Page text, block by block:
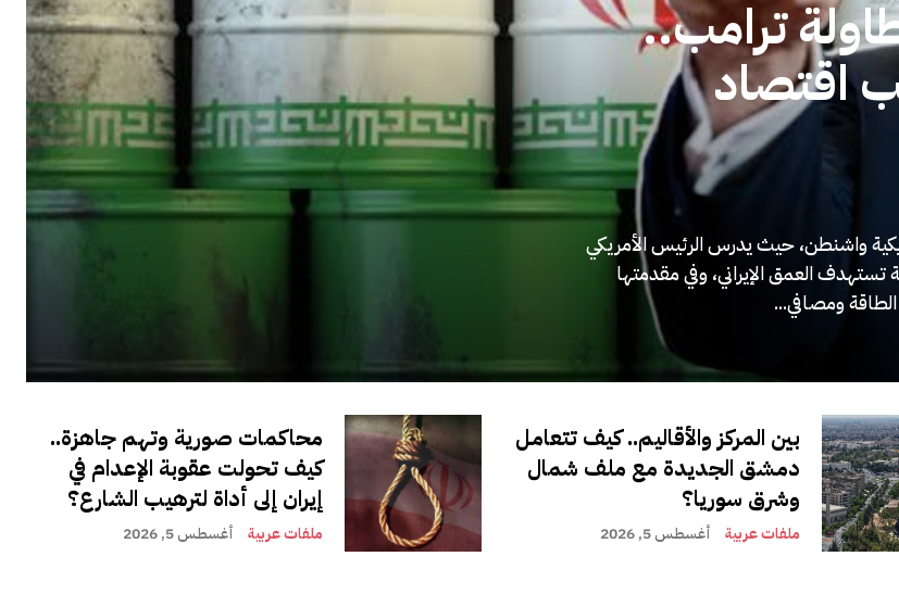
ترامب..
واشنطن، حيث يدرس الرئيس الأمريكي
العمق الإيراني، وفي مقدمتها
ومصافي...
بين المركز والأقاليم.. كيف تتعامل
دمشق الجديدة مع ملف شمال
وشرق سوريا؟
ملفات عربية أغسطس 5, 2026
محاكمات صورية وتهم جاهزة..
كيف تحولت عقوبة الإعدام في
إيران إلى أداة لترهيب الشارع؟
ملفات عربية أغسطس 5, 2026